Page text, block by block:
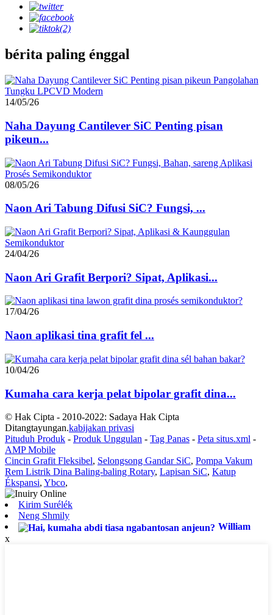
bérita paling énggal
14/05/26
Naha Dayung Cantilever SiC Penting pisan
pikeun...
08/05/26
Naon Ari Tabung Difusi SiC? Fungsi, ...
24/04/26
Naon Ari Grafit Berpori? Sipat, Aplikasi...
17/04/26
Naon aplikasi tina grafit fel ...
10/04/26
Kumaha cara kerja pelat bipolar grafit dina...
© Hak Cipta - 2010-2022: Sadaya Hak Cipta
Ditangtayungan.kabijakan privasi
Pituduh Produk - Produk Unggulan - Tag Panas - Peta situs.xml -
AMP Mobile
Cincin Grafit Fleksibel, Selongsong Gandar SiC, Pompa Vakum
Rem Listrik Dina Baling-baling Rotary, Lapisan SiC, Katup
Ékspansi, Ybco,
Kirim Surélék
Neng Shmily
William
x